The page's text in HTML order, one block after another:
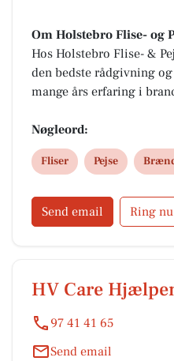
Om Holstebro Flise- og
Hos Holstebro Flise- &
den bedste rådgivning
mange års erfaring i
totalløsninger på
garanterer kvalitet og høj
Nøgleord:
Fliser Pejse
Send email Ring nu
HV Care
97 41 41 65
Send email